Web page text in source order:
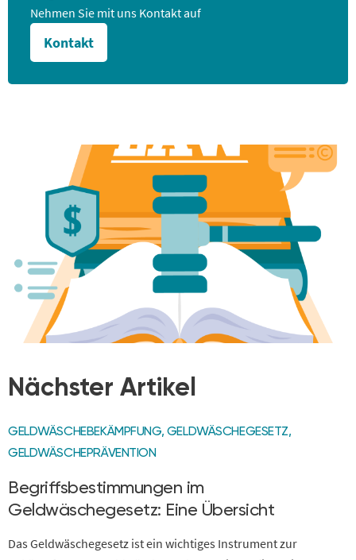
Nehmen Sie mit uns Kontakt auf
Kontakt
Nächster Artikel
GELDWÄSCHEBEKÄMPFUNG, GELDWÄSCHEGESETZ,
GELDWÄSCHEPRÄVENTION
Begriffsbestimmungen im
Geldwäschegesetz: Eine Übersicht
Das Geldwäschegesetz ist ein wichtiges Instrument zur